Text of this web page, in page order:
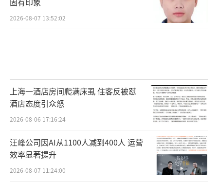
2026-08-07 13:52:02
上海一酒店房间爬满床虱 住客反被怼
酒店态度引众怒
2026-08-06 17:16:24
汪峰公司因AI从1100人减到400人 运营
效率显著提升
2026-08-07 11:24:00